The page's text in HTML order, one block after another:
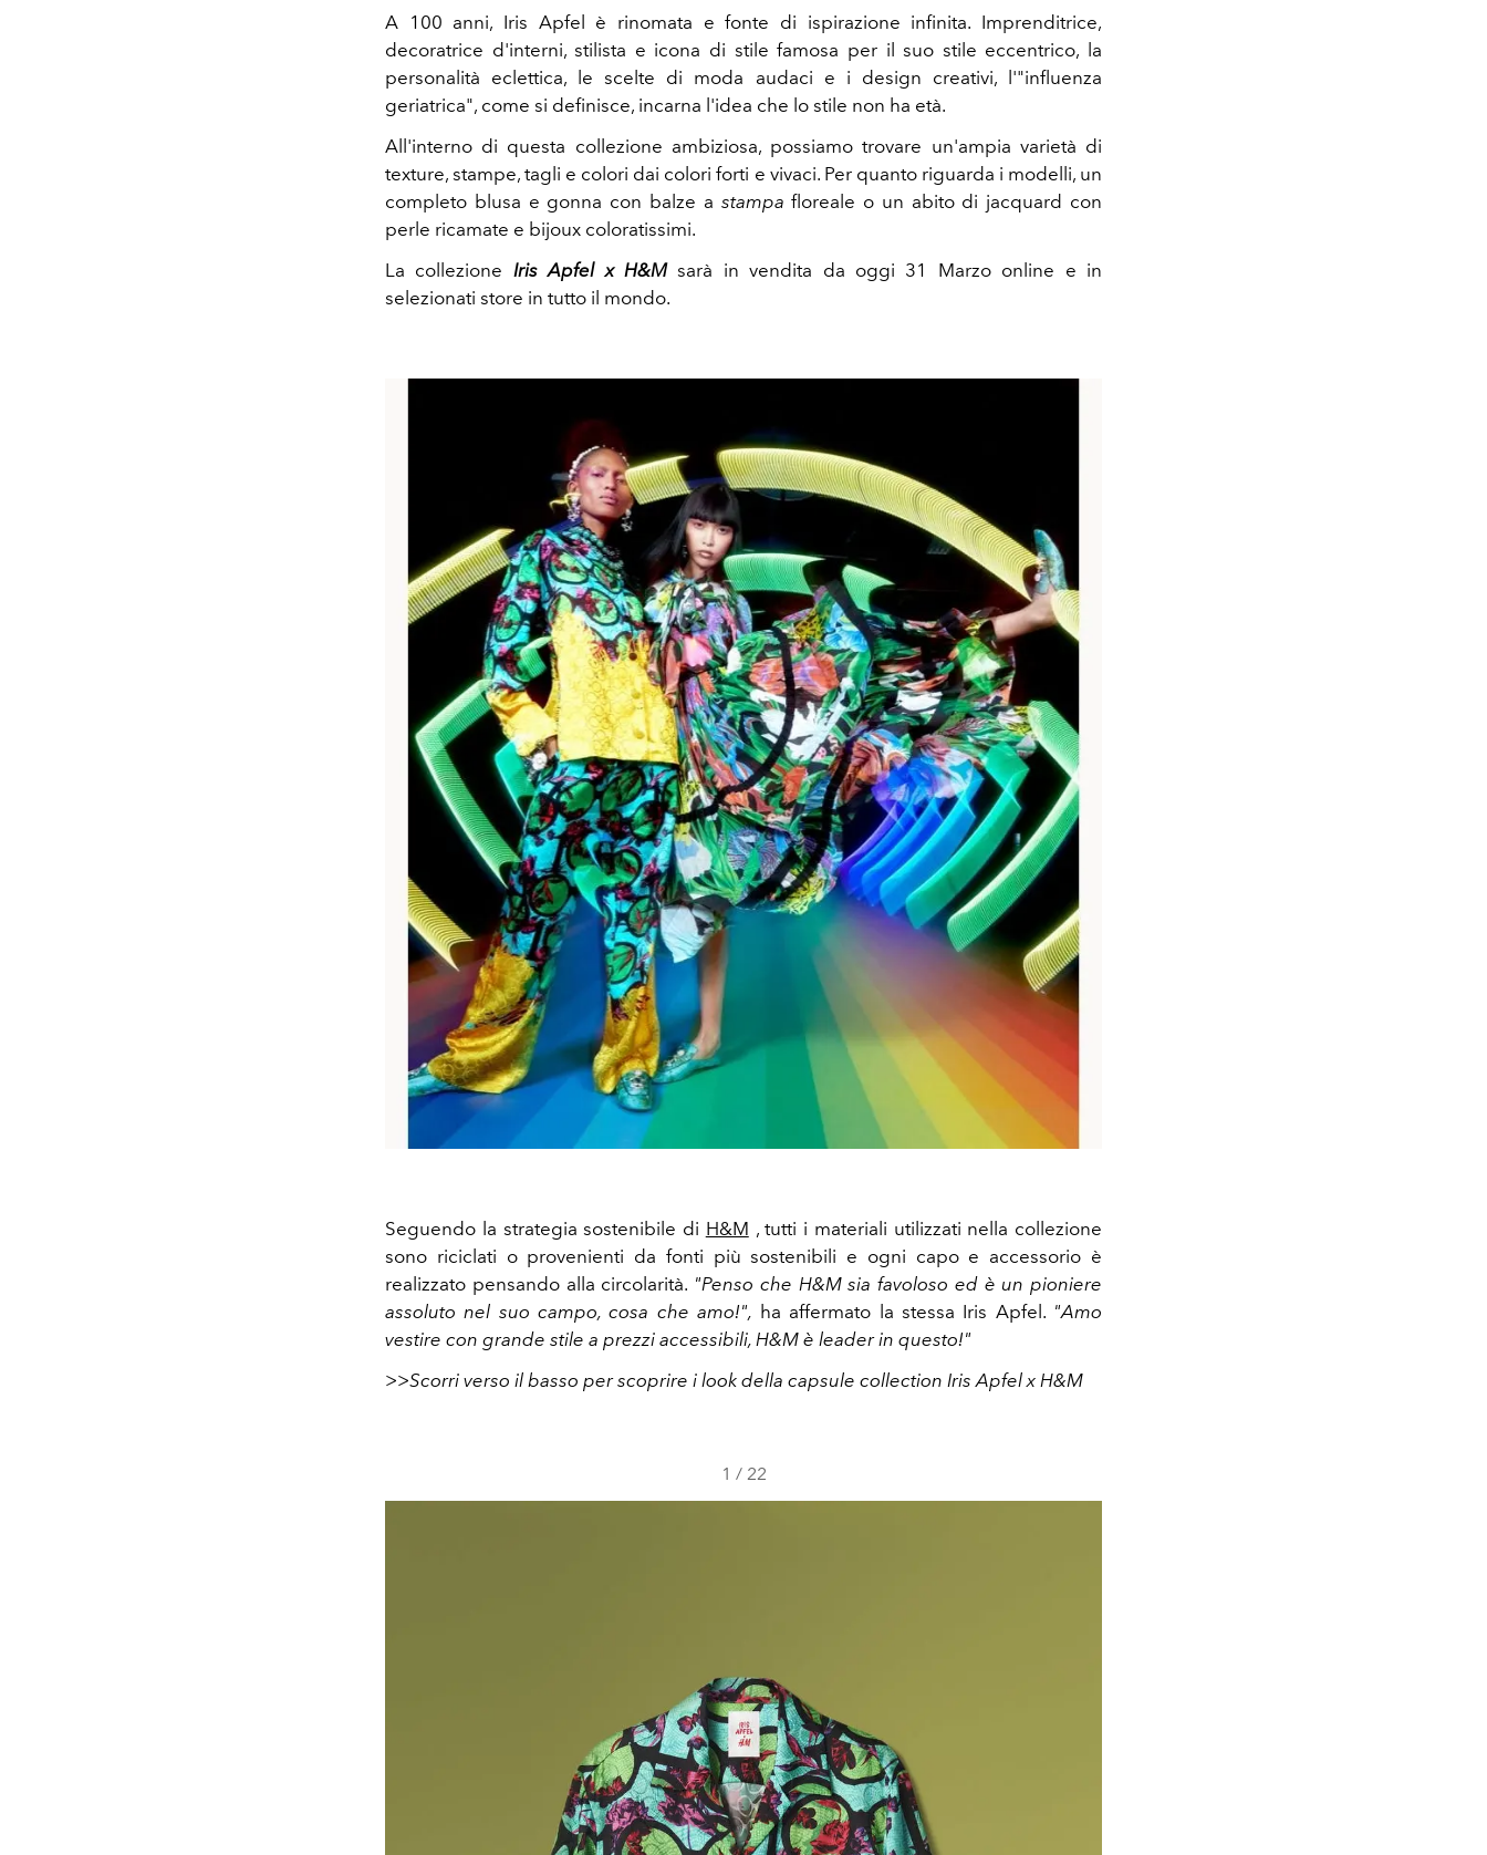
A 100 anni, Iris Apfel è rinomata e fonte di ispirazione infinita. Imprenditrice,
decoratrice d'interni, stilista e icona di stile famosa per il suo stile eccentrico, la
personalità eclettica, le scelte di moda audaci e i design creativi, l'"influenza
geriatrica", come si definisce, incarna l'idea che lo stile non ha età.
All'interno di questa collezione ambiziosa, possiamo trovare un'ampia varietà di
texture, stampe, tagli e colori dai colori forti e vivaci. Per quanto riguarda i modelli, un
completo blusa e gonna con balze a stampa floreale o un abito di jacquard con
perle ricamate e bijoux coloratissimi.
La collezione Iris Apfel x H&Msarà in vendita da oggi 31 Marzo online e in
selezionati store in tutto il mondo.
Seguendo la strategia sostenibile di H&M , tutti i materiali utilizzati nella collezione
sono riciclati o provenienti da fonti più sostenibili e ogni capo e accessorio è
realizzato pensando alla circolarità. "Penso che H&M sia favoloso ed è un pioniere
assoluto nel suo campo, cosa che amo!", ha affermato la stessa Iris Apfel. "Amo
vestire con grande stile a prezzi accessibili, H&M è leader in questo!"
>>Scorri verso il basso per scoprire i look della capsule collection Iris Apfel x H&M
1 / 22